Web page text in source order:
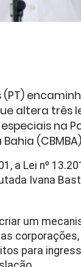
altera três
na
a Lei nº
Ivana
um
para